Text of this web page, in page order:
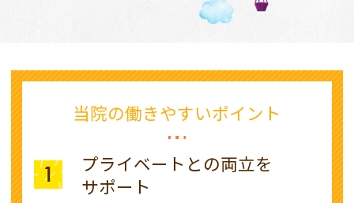
当院の働きやすいポイント
1
プライベートとの両立を
サポート